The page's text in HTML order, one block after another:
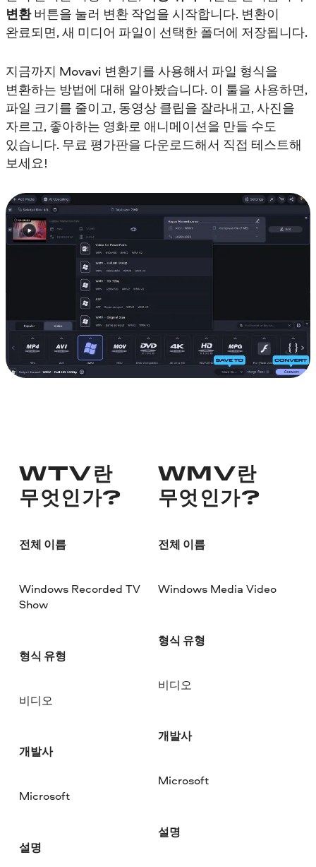
변환버튼을 눌러 변환 작업을 시작합니다. 변환이
완료되면, 새 미디어 파일이 선택한 폴더에 저장됩니다.
지금까지 Movavi 변환기를 사용해서 파일 형식을
변환하는 방법에 대해 알아봤습니다. 이 툴을 사용하면,
파일 크기를 줄이고, 동영상 클립을 잘라내고, 사진을
자르고, 좋아하는 영화로 애니메이션을 만들 수도
있습니다. 무료 평가판을 다운로드해서 직접 테스트해
보세요!
WTV란
무엇인가?
전체 이름
Windows Recorded TV
Show
형식 유형
비디오
개발사
Microsoft
설명
WMV란
무엇인가?
전체 이름
Windows Media Video
형식 유형
비디오
개발사
Microsoft
설명